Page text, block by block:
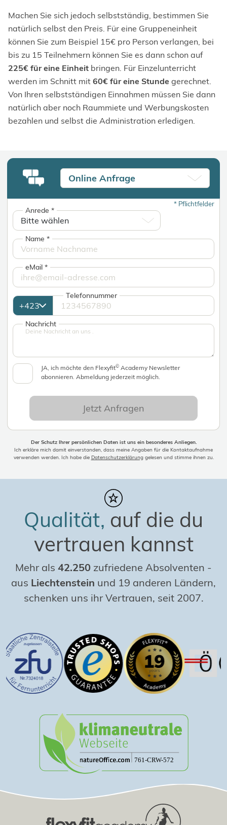
Machen Sie sich jedoch selbstständig, bestimmen Sie
natürlich selbst den Preis. Für eine Gruppeneinheit
können Sie zum Beispiel 15€ pro Person verlangen, bei
bis zu 15 Teilnehmern können Sie es dann schon auf
225€ für eine Einheit bringen. Für Einzelunterricht
werden im Schnitt mit 60€ für eine Stunde gerechnet.
Von Ihren selbstständigen Einnahmen müssen Sie dann
natürlich aber noch Raummiete und Werbungskosten
bezahlen und selbst die Administration erledigen.
Online Anfrage
*Pflichtfelder
Anrede*
Name*
eMail*
Telefonnummer
Nachricht
JA, ich möchte den Flexyfit© Academy Newsletter
abonnieren. Abmeldung jederzeit möglich.
Jetzt Anfragen
Der Schutz Ihrer persönlichen Daten ist uns ein besonderes Anliegen.
Ich erkläre mich damit einverstanden, dass meine Angaben für die Kontaktaufnahme
verwenden werden. Ich habe die Datenschutzerklärunggelesen und stimme ihnen zu.
Qualität, auf die du
vertrauen kannst
Mehr als 42.250 zufriedene Absolventen -
aus Liechtenstein und 19 anderen Ländern,
schenken uns ihr Vertrauen, seit 2007.